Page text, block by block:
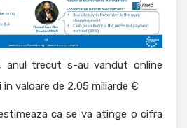
anul trecut s-au vandut online
valoare de 2,05 miliarde €
ca se va atinge o cifra